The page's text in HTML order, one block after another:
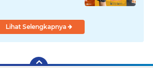
Lihat Selengkapnya